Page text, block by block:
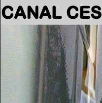
CANAL CES